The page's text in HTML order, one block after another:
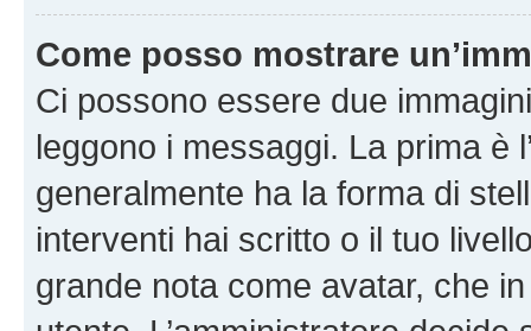
Come posso mostrare
Ci possono essere due
leggono i messaggi. La prima è
generalmente ha la forma di
interventi hai scritto o il tuo
grande nota come avatar, che